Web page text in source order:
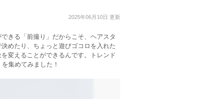
2025年06月10日 更新
きる「前撮り」だからこそ、ヘアスタ
めたり、ちょっと遊びゴコロを入れた
変えることができるんです。トレンド
集めてみました！